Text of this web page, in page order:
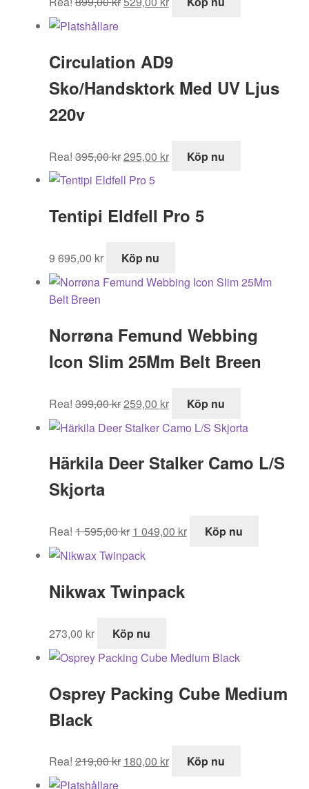
ursprungliga
899,00 kr.
nuvarande
529,00 kr.
Circulation AD9
Sko/Handsktork Med UV Ljus
220v
Rea! 395,00kr
ursprungliga
priset
395,00 kr.
295,00 kr
nuvarande
295,00 kr.
Köp nu
Tentipi Eldfell Pro 5
9 695,00 kr Köp nu
Norrøna Femund Webbing
Icon Slim 25Mm Belt Breen
Rea! 399,00kr
ursprungliga
priset
399,00 kr.
259,00 kr
nuvarande
priset
259,00 kr.
Köp nu
Härkila Deer Stalker Camo L/S
Skjorta
Rea! 1 595,00kr
ursprungliga
priset
1
1 049,00 kr
nuvarande
Köp nu
Nikwax Twinpack
273,00 kr Köp nu
Osprey Packing Cube Medium
Black
Rea! 219,00kr
ursprungliga
180,00 kr
nuvarande
Köp nu